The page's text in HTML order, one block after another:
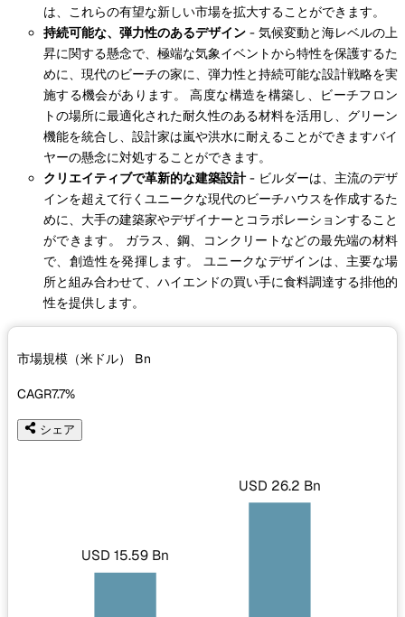
は、これらの有望な新しい市場を拡大することができます。
持続可能な、弾力性のあるデザイン - 気候変動と海レベルの上
昇に関する懸念で、極端な気象イベントから特性を保護するた
めに、現代のビーチの家に、弾力性と持続可能な設計戦略を実
施する機会があります。 高度な構造を構築し、ビーチフロン
トの場所に最適化された耐久性のある材料を活用し、グリーン
機能を統合し、設計家は嵐や洪水に耐えることができますバイ
ヤーの懸念に対処することができます。
クリエイティブで革新的な建築設計- ビルダーは、主流のデザ
インを超えて行くユニークな現代のビーチハウスを作成するた
めに、大手の建築家やデザイナーとコラボレーションすること
ができます。 ガラス、鋼、コンクリートなどの最先端の材料
で、創造性を発揮します。 ユニークなデザインは、主要な場
所と組み合わせて、ハイエンドの買い手に食料調達する排他的
性を提供します。
市場規模（米ドル） Bn
CAGR7.7%
シェア
USD 15.59 Bn
USD 26.2 Bn